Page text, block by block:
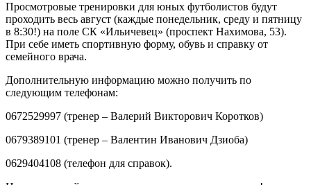
Просмотровые тренировки для юных футболистов будут
проходить весь август (каждые понедельник, среду и пятницу
в 8:30!) на поле СК «Ильичевец» (проспект Нахимова, 53).
При себе иметь спортивную форму, обувь и справку от
семейного врача.
Дополнительную информацию можно получить по
следующим телефонам:
0672529997 (тренер – Валерий Викторович Коротков)
0679389101 (тренер – Валентин Иванович Дзиоба)
0629404108 (телефон для справок).